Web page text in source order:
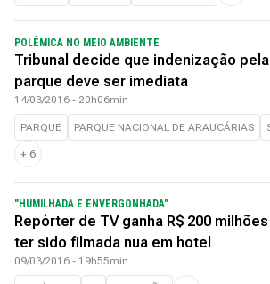
POLÊMICA NO MEIO AMBIENTE
Tribunal decide que indenização
parque deve ser imediata
14/03/2016 - 20h06min
PARQUE PARQUE NACIONAL DE ARAUCÁRIAS
+ 6
"HUMILHADA E ENVERGONHADA"
Repórter de TV ganha R$ 200
ter sido filmada nua em hotel
09/03/2016 - 19h55min